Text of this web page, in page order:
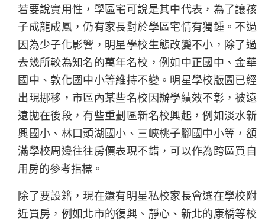
若要說實用性，學區宅可說是其中代表，為了讓孩
子成龍成鳳，仍有家長對於學區宅情有獨鍾。不過
因為少子化影響，明星學校生態改變不小，除了過
去幾所較為知名的萬年名校，例如中正國中、金華
國中、敦化國中小等維持不變。明星學校版圖已經
出現挪移，市區內某些名校因辦學績效不彰，被遠
遠拋在後段，有些重劃區新名校興起，例如淡水新
興國小、林口頭湖國小、三峽桃子腳國中小等，額
滿學校周邊往往房價表現不錯，可以作為跨區買自
用房的參考指標。
除了要設籍，現在還有明星私校家長會選在學校附
近買房，例如北市的復興、靜心、新北的康橋等校